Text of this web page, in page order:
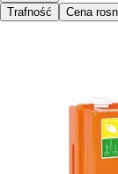
Trafność
Cena